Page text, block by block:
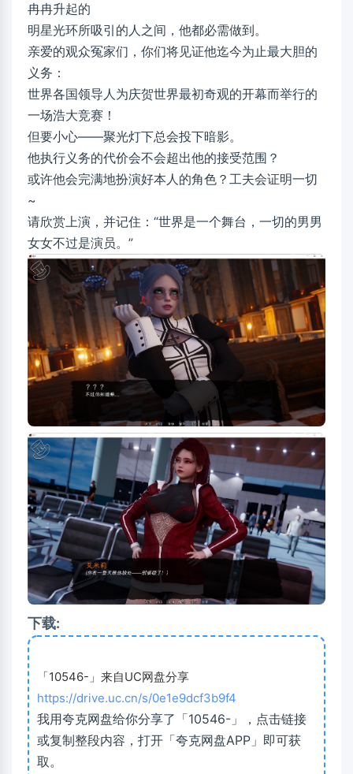
冉冉升起的
明星光环所吸引的人之间，他都必需做到。
亲爱的观众冤家们，你们将见证他迄今为止最大胆的
义务：
世界各国领导人为庆贺世界最初奇观的开幕而举行的
一场浩大竞赛！
但要小心——聚光灯下总会投下暗影。
他执行义务的代价会不会超出他的接受范围？
或许他会完满地扮演好本人的角色？工夫会证明一切
~
请欣赏上演，并记住：“世界是一个舞台，一切的男男
女女不过是演员。”
下载:
「10546-」来自UC网盘分享
https://drive.uc.cn/s/0e1e9dcf3b9f4
我用夸克网盘给你分享了「10546-」，点击链接
或复制整段内容，打开「夸克网盘APP」即可获
取。